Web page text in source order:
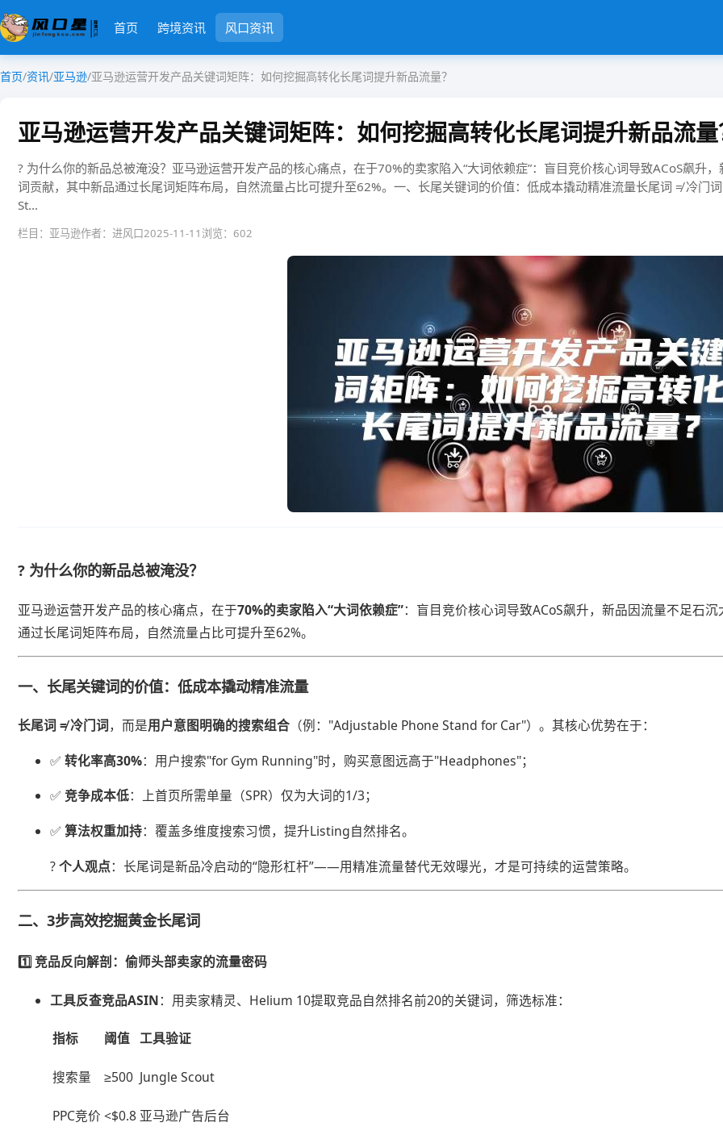
首页 跨境资讯 风口资讯
首页/资讯/亚马逊/亚马逊运营开发产品关键词矩阵：如何挖掘高转化长尾词提升新品流量？
亚马逊运营开发产品关键词矩阵：如何挖掘高转化长尾词提升新品流
? 为什么你的新品总被淹没？亚马逊运营开发产品的核心痛点，在于​​70%的卖家陷入“大词依赖症”​​：盲目竞价核心词导致ACoS飙升
词贡献，其中新品通过长尾词矩阵布局，自然流量占比可提升至62%。一、长尾关键词的价值：低成本撬动精准流量​​长尾词 ≠ 冷
St...
栏目：亚马逊作者：进风口2025-11-11 浏览：602
? 为什么你的新品总被淹没？
亚马逊运营开发产品的核心痛点，在于​​70%的卖家陷入“大词依赖症”​：盲目竞价核心词导致ACoS飙升，新品因流量不足石
通过长尾词矩阵布局，自然流量占比可提升至62%。
一、长尾关键词的价值：低成本撬动精准流量
​长尾词 ≠ 冷门词​​，而是​​用户意图明确的搜索组合​ ​（例："Adjustable Phone Stand for Car"）。其核心优势在于：
✅ ​​转化率高30%​​：用户搜索"for Gym Running"时，购买意图远高于"Headphones"；
✅ ​​竞争成本低​​：上首页所需单量（SPR）仅为大词的1/3；
✅ ​​算法权重加持​​：覆盖多维度搜索习惯，提升Listing自然排名。
? ​​个人观点​​：长尾词是新品冷启动的“隐形杠杆”——用精准流量替代无效曝光，才是可持续的运营策略。
二、3步高效挖掘黄金长尾词
1️⃣ ​​竞品反向解剖：偷师头部卖家的流量密码​
​工具反查竞品ASIN​​：用卖家精灵、Helium 10提取竞品自然排名前20的关键词，筛选标准：
指标 阈值 工具验证
搜索量 ≥500 Jungle Scout
PPC竞价 <$0.8 亚马逊广告后台